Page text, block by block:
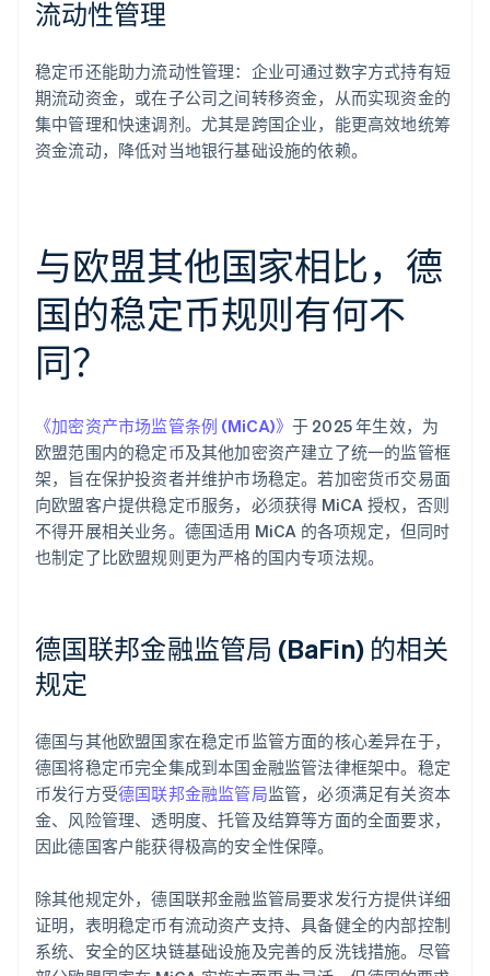
流动性管理
稳定币还能助力流动性管理：企业可通过数字方式持有短
期流动资金，或在子公司之间转移资金，从而实现资金的
集中管理和快速调剂。尤其是跨国企业，能更高效地统筹
资金流动，降低对当地银行基础设施的依赖。
与欧盟其他国家相比，德
国的稳定币规则有何不
同？
《加密资产市场监管条例 (MiCA)》 于 2025 年生效，为
欧盟范围内的稳定币及其他加密资产建立了统一的监管框
架，旨在保护投资者并维护市场稳定。若加密货币交易面
向欧盟客户提供稳定币服务，必须获得 MiCA 授权，否则
不得开展相关业务。德国适用 MiCA 的各项规定，但同时
也制定了比欧盟规则更为严格的国内专项法规。
德国联邦金融监管局 (BaFin) 的相关
规定
德国与其他欧盟国家在稳定币监管方面的核心差异在于，
德国将稳定币完全集成到本国金融监管法律框架中。稳定
币发行方受德国联邦金融监管局监管，必须满足有关资本
金、风险管理、透明度、托管及结算等方面的全面要求，
因此德国客户能获得极高的安全性保障。
除其他规定外，德国联邦金融监管局要求发行方提供详细
证明，表明稳定币有流动资产支持、具备健全的内部控制
系统、安全的区块链基础设施及完善的反洗钱措施。尽管